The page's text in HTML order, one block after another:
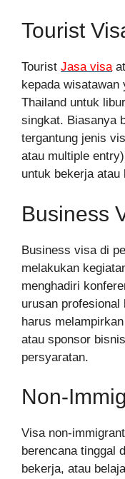
Tourist
Tourist Jasa visa
kepada wisatawan
Thailand untuk
singkat. Biasanya
tergantung jenis
atau multiple
untuk bekerja
Business
Business visa di
melakukan
menghadiri
urusan profesional
harus
atau sponsor
persyaratan.
Non-
Visa non-
berencana tinggal
bekerja, atau